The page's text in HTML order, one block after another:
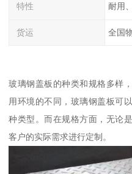
特性 耐用
货运 全国
玻璃钢盖板的种类和规格多样
用环境的不同，玻璃钢盖板可
种类型。而在规格方面，无论
客户的实际需求进行定制。